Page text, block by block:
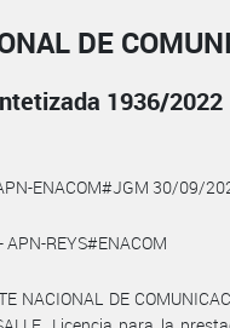
DE
1936/2022
ENACOM#JGM 30/09/
REYS#ENACOM
NACIONAL DE